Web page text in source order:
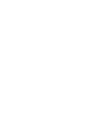
aux balades et à la
historique. Le